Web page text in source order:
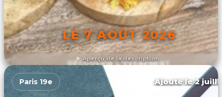
Aperçu de la description
LE 7 AOÛT 2026
DÉCOUVRIR L'ÉVÉNEMENT
Paris 19e Ajouté le 2